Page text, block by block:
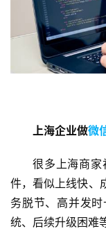
上海企业做微
很多上海商
件，看似上线快、
务脱节、高并发
统、后续升级困难